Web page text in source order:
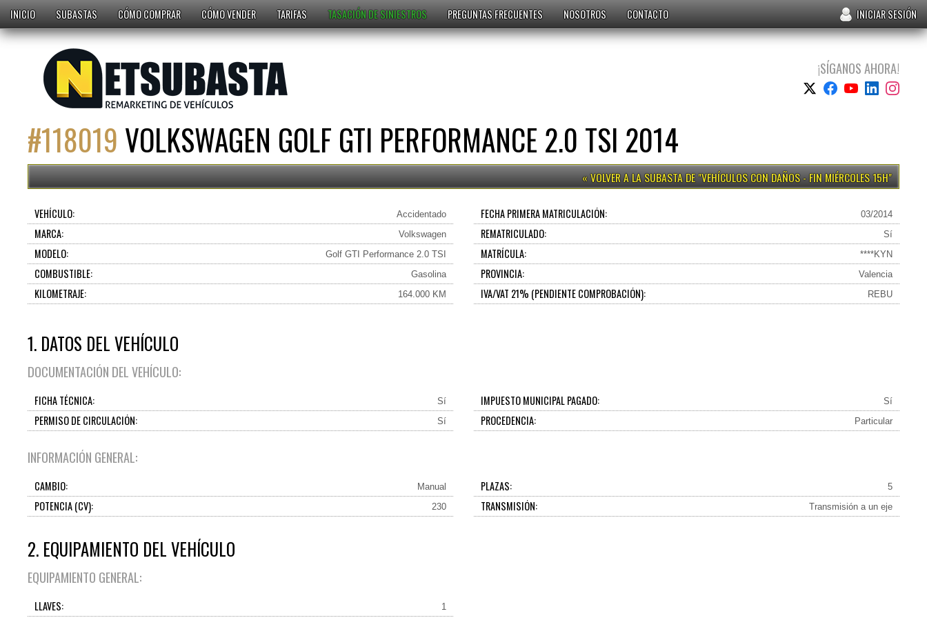
INICIO SUBASTAS CÓMO COMPRAR CÓMO VENDER TARIFAS TASACIÓN DE SINIESTROS PREGUNTAS FRECUENTES NOSOTROS CONTACTO INICIAR SESIÓN
¡SÍGANOS AHORA!
#118019 VOLKSWAGEN GOLF GTI PERFORMANCE 2.0 TSI 2014
VEHÍCULOS CON DAÑOS - FIN MIÉRCOLES 15H
VEHÍCULO: Accidentado
MARCA: Volkswagen
MODELO: Golf GTI Performance 2.0 TSI
COMBUSTIBLE: Gasolina
KILOMETRAJE: 164.000 KM
FECHA PRIMERA MATRICULACIÓN: 03/2014
REMATRICULADO: Sí
MATRÍCULA: ****KYN
PROVINCIA: Valencia
IVA/VAT 21% (PENDIENTE COMPROBACIÓN): REBU
1. DATOS DEL VEHÍCULO
DOCUMENTACIÓN DEL VEHÍCULO:
FICHA TÉCNICA: Sí
PERMISO DE CIRCULACIÓN: Sí
IMPUESTO MUNICIPAL PAGADO: Sí
PROCEDENCIA: Particular
INFORMACIÓN GENERAL:
CAMBIO: Manual
POTENCIA (CV): 230
PLAZAS: 5
TRANSMISIÓN: Transmisión a un eje
2. EQUIPAMIENTO DEL VEHÍCULO
EQUIPAMIENTO GENERAL:
LLAVES: 1